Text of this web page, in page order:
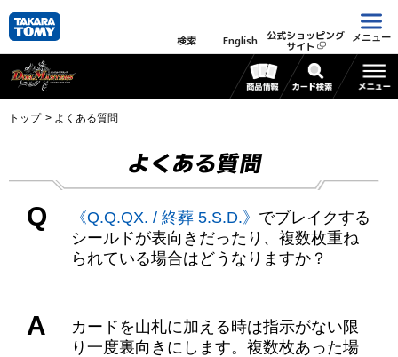
検索 English 公式ショッピング
サイト
メニュー
トップ よくある質問
よくある質問
Q 《Q.Q.QX. / 終葬 5.S.D.》 でブレイクする
シールドが表向きだったり、複数枚重ね
られている場合はどうなりますか？
A
カードを山札に加える時は指示がない限
り一度裏向きにします。複数枚あった場